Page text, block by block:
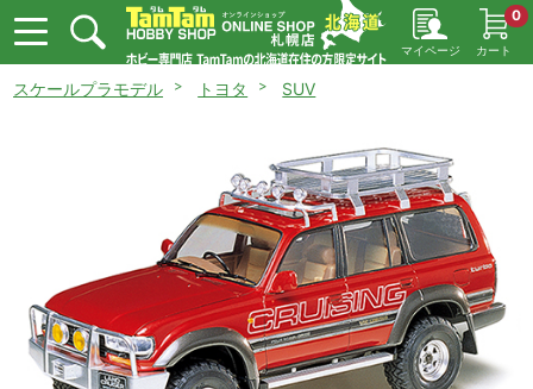
マイページ カート
0
スケールプラモデル トヨタ SUV